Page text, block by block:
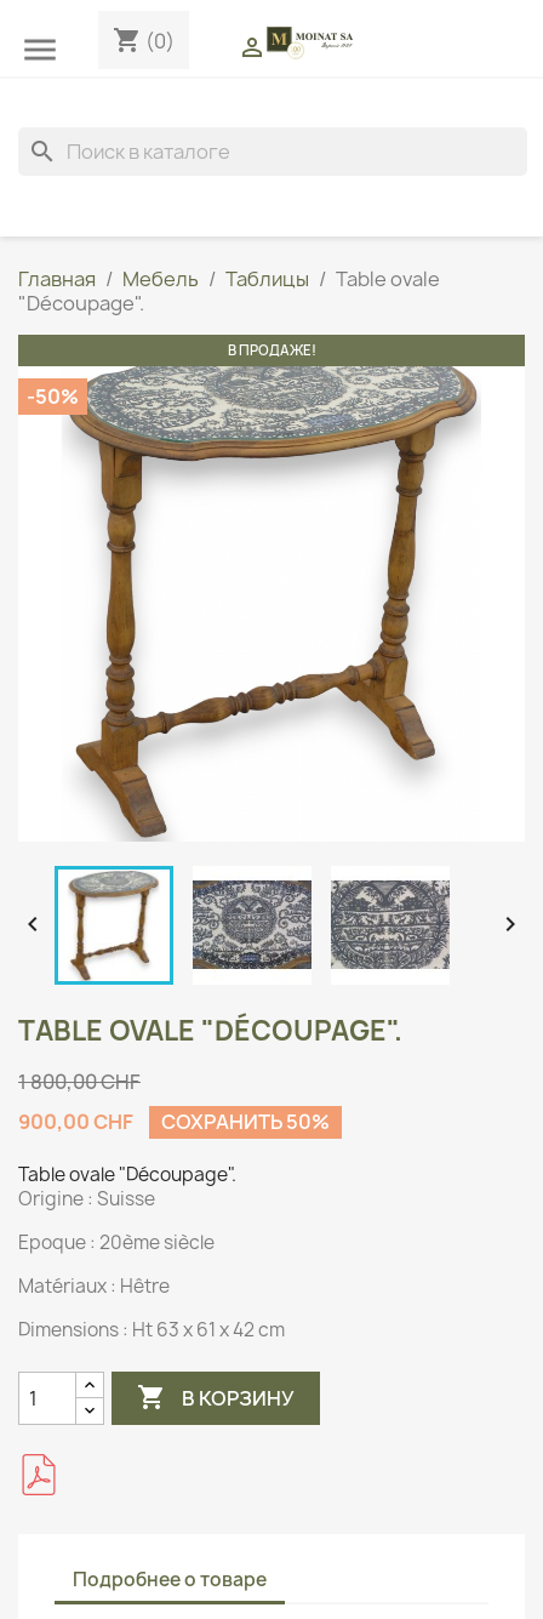
 shopping_cart (0) 
search
Главная Мебель Таблицы
Table ovale
"Découpage".
В ПРОДАЖЕ!
-50%
 
TABLE OVALE "DÉCOUPAGE".
1 800,00 CHF
900,00 CHF
СОХРАНИТЬ 50%
Table ovale "Découpage".
Origine : Suisse
Epoque : 20ème siècle
Matériaux : Hêtre
Dimensions : Ht 63 x 61 x 42 cm
 В КОРЗИНУ
Подробнее о товаре